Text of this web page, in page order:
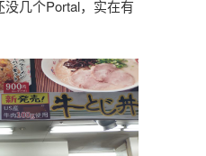
没几个Portal，实在有